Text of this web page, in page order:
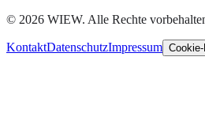
© 2026 WIEW. Alle Rechte
KontaktDatenschutzImpressum